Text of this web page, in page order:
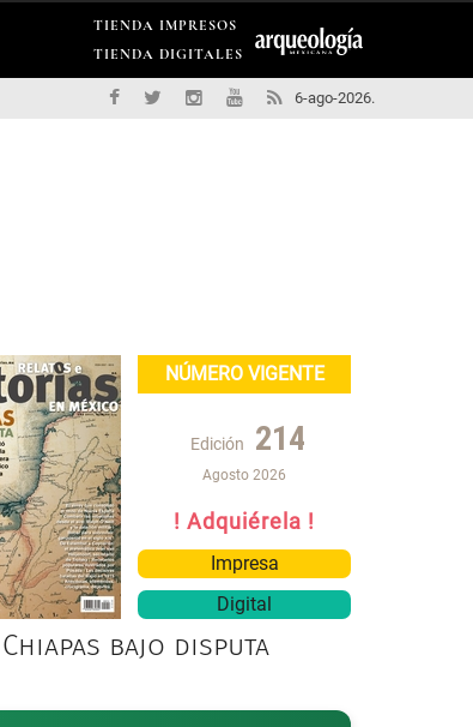
TIENDA IMPRESOS
TIENDA DIGITALES
6-ago-2026.
NÚMERO VIGENTE
Edición 214
Agosto 2026
! Adquiérela !
Impresa
Digital
Chiapas bajo disputa